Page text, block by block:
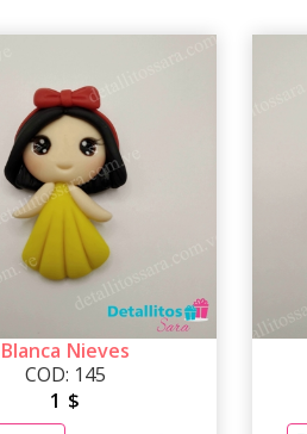
Blanca Nieves
COD: 145
1 $